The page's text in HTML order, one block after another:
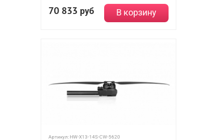
70 833 руб В корзину
Артикул: HW-X13-14S-CW-5620